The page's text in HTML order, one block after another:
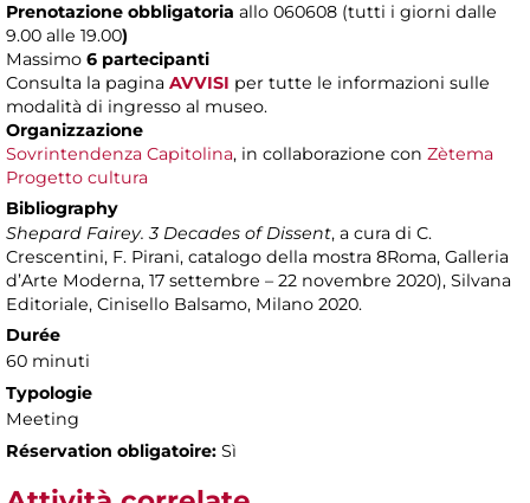
Prenotazione obbligatoria allo 060608 (tutti i giorni dalle
9.00 alle 19.00)
Massimo 6 partecipanti
Consulta la pagina AVVISI per tutte le informazioni sulle
modalità di ingresso al museo.
Organizzazione
Sovrintendenza Capitolina, in collaborazione con Zètema
Progetto cultura
Bibliography
Shepard Fairey. 3 Decades of Dissent, a cura di C.
Crescentini, F. Pirani, catalogo della mostra 8Roma, Galleria
d’Arte Moderna, 17 settembre – 22 novembre 2020), Silvana
Editoriale, Cinisello Balsamo, Milano 2020.
Durée
60 minuti
Typologie
Meeting
Réservation obligatoire: Sì